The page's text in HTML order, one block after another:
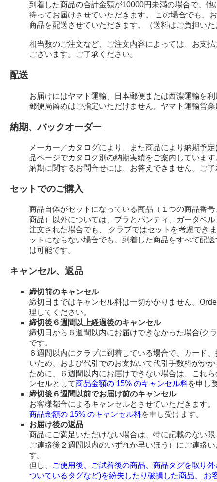
到着した商品の合計金額が10000円未満の場合で、
待ってお届けさせていただきます。 この場合でも、
商品を配送させていただきます。（送料はご負担い
相当数のご注文など、ご注文内容によっては、お支
ございます。ご了承ください。
配送
お届けにはヤマト運輸、日本郵便または西濃運輸を
郵便局留めはご指定いただけません。ヤマト運輸営
納期、バックオーダー
メーカー／カタログにより、また商品により納期予
品ページでカタログ別の納期実績をご案内しています
納期に関するお問合せには、お答えできません。ご
セットでのご購入
商品自体がセットになっている商品（１つの商品番
商品）以外については、ブラとパンティ、ガータベ
注文された場合でも、 クラブではセットを考慮でき
ットにならない場合でも、到着した商品をすべて配
は可能です。
キャンセル、返品
締切前のキャンセル
締切日まではキャンセル料は一切かかりません。
理してください。
締切後６週間以上経過後のキャンセル
締切日から６週間以内にお届けできなかった場合(ク
です。
６週間以内にクラブに到着している場合で、カード
いため、および代引でのお支払いで代引手数料がか
ために、６週間以内にお届けできない場合は、これ
ンセルとして商品金額の 15% のキャンセル料を申し
締切後６週間以前でお届け前のキャンセル
お客様都合によるキャンセルとさせていただきます。
商品金額の 15% のキャンセル料を申し受けます。
お届け後の返品
商品にご満足いただけない場合は、特に記載のない
ご連絡後２週間以内のいずれか早いほう）にご連絡
す。
但し、
ご使用後、ご試着後の商品、商品タグを取り
ついているタグなど)を紛失したり破損した商品、